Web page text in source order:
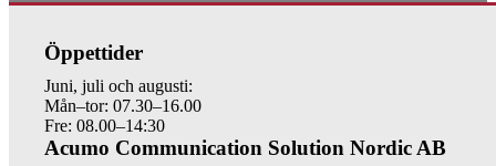
Öppettider
Juni, juli och augusti:
Mån–tor: 07.30–16.00
Fre: 08.00–14:30
Acumo Communication Solution Nordic AB